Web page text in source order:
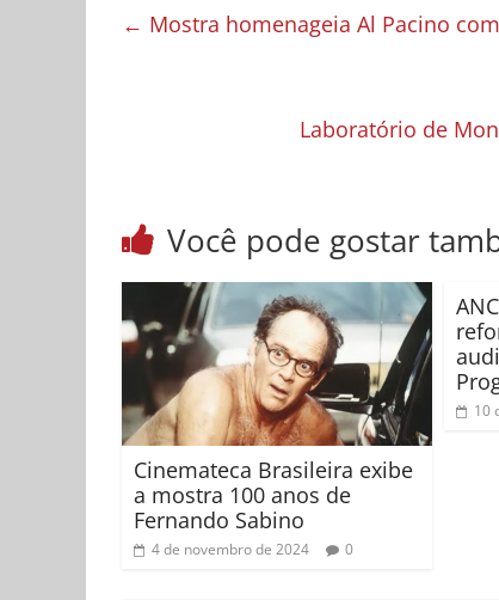
← Mostra homenageia Al Pacino
Laboratório de
Você pode gostar
Cinemateca Brasileira exibe
a mostra 100 anos de
Fernando Sabino
4 de novembro de 2024 0
10